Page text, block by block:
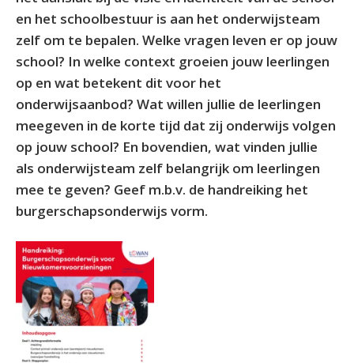
en het schoolbestuur is aan het onderwijsteam
zelf om te bepalen. Welke vragen leven er op jouw
school? In welke context groeien jouw leerlingen
op en wat betekent dit voor het
onderwijsaanbod? Wat willen jullie de leerlingen
meegeven in de korte tijd dat zij onderwijs volgen
op jouw school? En bovendien, wat vinden jullie
als onderwijsteam zelf belangrijk om leerlingen
mee te geven? Geef m.b.v. de handreiking het
burgerschapsonderwijs vorm.